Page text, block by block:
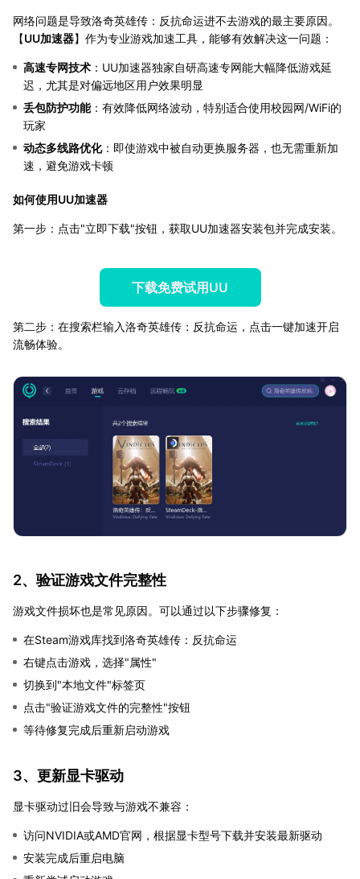
网络问题是导致洛奇英雄传：反抗命运进不去游戏的最主要原因。
【UU加速器】作为专业游戏加速工具，能够有效解决这一问题：
高速专网技术 ：UU加速器独家自研高速专网能大幅降低游戏延
迟，尤其是对偏远地区用户效果明显
丢包防护功能：有效降低网络波动，特别适合使用校园网/WiFi的
玩家
动态多线路优化：即使游戏中被自动更换服务器，也无需重新加
速，避免游戏卡顿
如何使用UU加速器
第一步：点击"立即下载"按钮，获取UU加速器安装包并完成安装。
下载免费试用UU
第二步：在搜索栏输入洛奇英雄传：反抗命运，点击一键加速开启
流畅体验。
2、验证游戏文件完整性
游戏文件损坏也是常见原因。可以通过以下步骤修复：
在Steam游戏库找到洛奇英雄传：反抗命运
右键点击游戏，选择"属性"
切换到"本地文件"标签页
点击"验证游戏文件的完整性"按钮
等待修复完成后重新启动游戏
3、更新显卡驱动
显卡驱动过旧会导致与游戏不兼容：
访问NVIDIA或AMD官网，根据显卡型号下载并安装最新驱动
安装完成后重启电脑